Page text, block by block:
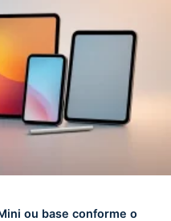
ou base conforme o